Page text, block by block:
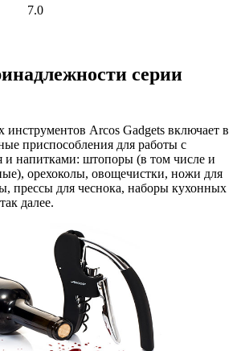
7.0
серии
Arcos Gadgets включает в
приспособления для работы с
и напитками: штопоры (в том числе и
орехоколы, овощечистки, ножи для
прессы для чеснока, наборы кухонных
далее.